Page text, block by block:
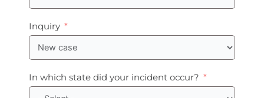
Inquiry
In which state did your incident occur?